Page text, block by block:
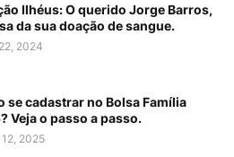
Ilhéus: O querido Jorge Barros,
da sua doação de sangue.
2024
se cadastrar no Bolsa Família
Veja o passo a passo.
2025